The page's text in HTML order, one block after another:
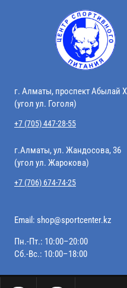
г. Алматы, проспект Абылай
(угол ул. Гоголя)
+7 (705) 447-28-55
г.Алматы, ул. Жандосова, 36
(угол ул. Жарокова)
+7 (706) 674-74-25
Email: shop@sportcenter.kz
Пн.-Пт.: 10:00–20:00
Сб.-Вс.: 10:00–18:00